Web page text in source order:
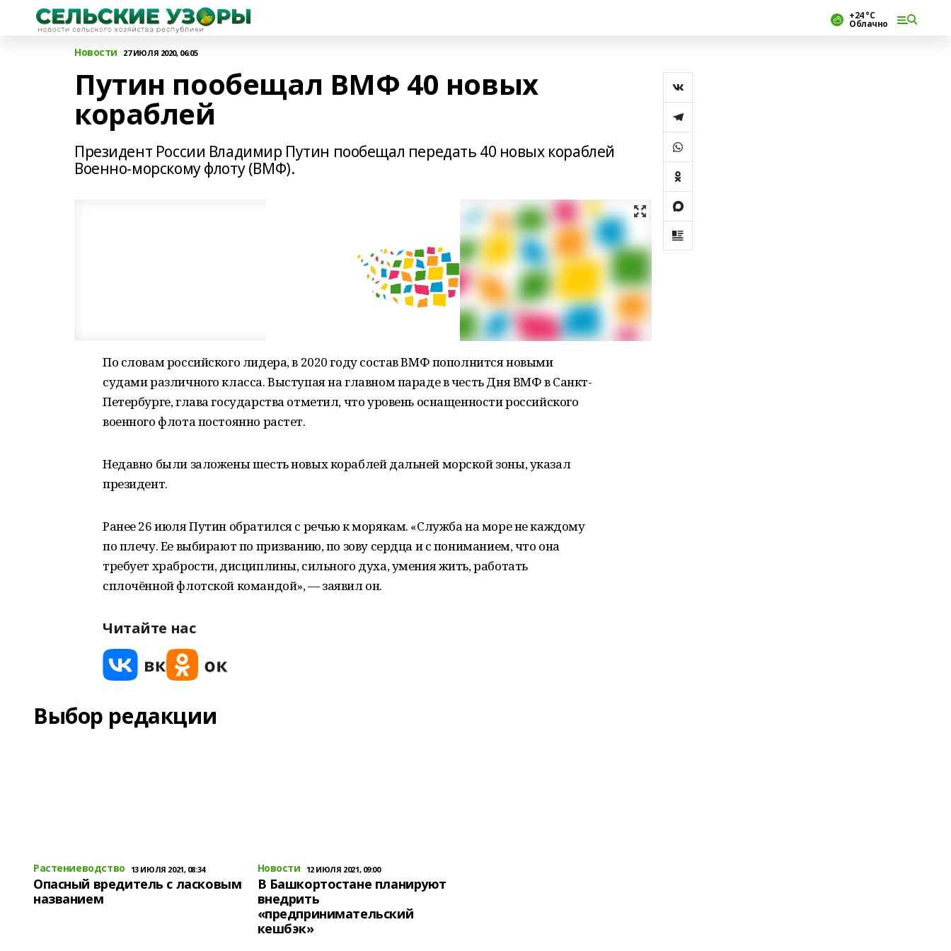
+24 °С
Облачно
Новости 27 ИЮЛЯ 2020, 06:05
Путин пообещал ВМФ 40 новых
кораблей
Президент России Владимир Путин пообещал передать 40 новых кораблей
Военно-морскому флоту (ВМФ).
По словам российского лидера, в 2020 году состав ВМФ пополнится новыми
судами различного класса. Выступая на главном параде в честь Дня ВМФ в Санкт-
Петербурге, глава государства отметил, что уровень оснащенности российского
военного флота постоянно растет.
Недавно были заложены шесть новых кораблей дальней морской зоны, указал
президент.
Ранее 26 июля Путин обратился с речью к морякам. «Служба на море не каждому
по плечу. Ее выбирают по призванию, по зову сердца и с пониманием, что она
требует храбрости, дисциплины, сильного духа, умения жить, работать
сплочённой флотской командой», — заявил он.
Читайте нас
Выбор редакции
Растениеводство 13 ИЮЛЯ 2021, 08:34
Опасный вредитель с ласковым
названием
Новости 12 ИЮЛЯ 2021, 09:00
В Башкортостане планируют
внедрить
«предпринимательский
кешбэк»